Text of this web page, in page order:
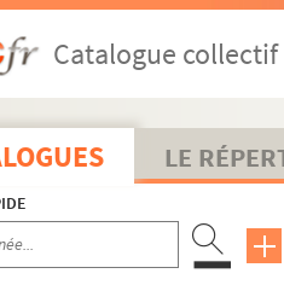
Catalogue collectif
LE